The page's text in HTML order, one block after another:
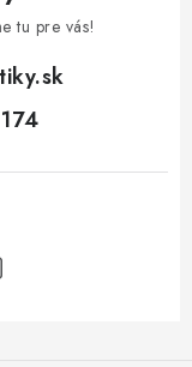
tu pre vás!